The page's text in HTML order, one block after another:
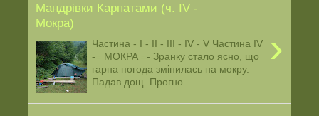
Мандрівки Карпатами (ч. ІV -
Мокра)
›
Частина - І - ІІ - ІІІ - ІV - V Частина ІV
-= МОКРА =- Зранку стало ясно, що
гарна погода змінилась на мокру.
Падав дощ. Прогно...